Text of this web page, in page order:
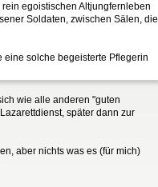
egoistischen Altjungfernleben
Soldaten, zwischen Sälen, die
eine solche begeisterte Pflegerin
wie alle anderen "guten
später dann zur
aber nichts was es (für mich)